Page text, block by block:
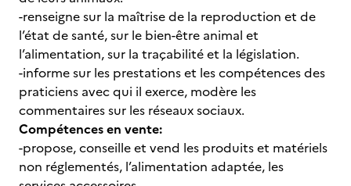
-renseigne sur la maîtrise de la reproduction et de
l’état de santé, sur le bien-être animal et
l’alimentation, sur la traçabilité et la législation.
-informe sur les prestations et les compétences des
praticiens avec qui il exerce, modère les
commentaires sur les réseaux sociaux.
Compétences en vente:
-propose, conseille et vend les produits et matériels
non réglementés, l’alimentation adaptée, les